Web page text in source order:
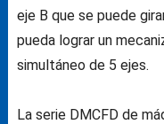
eje B que se puede
pueda lograr un
simultáneo de 5 ejes.
La serie DMCFD de